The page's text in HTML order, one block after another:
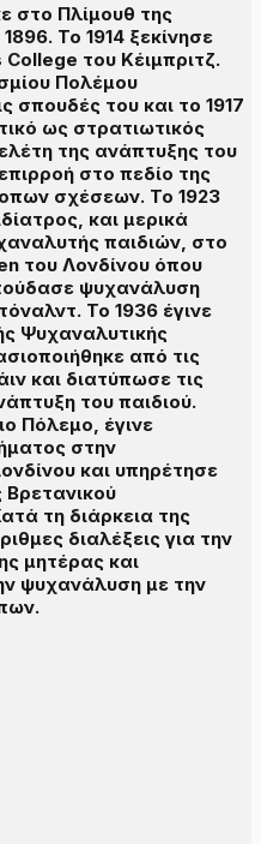
στο Πλίμουθ της
Το 1914 ξεκίνησε
του Κέιμπριτζ.
Πολέμου
σπουδές του και το 1917
ως στρατιωτικός
της ανάπτυξης του
στο πεδίο της
σχέσεων. Το 1923
και μερικά
παιδιών, στο
του Λονδίνου όπου
ψυχανάλυση
Το 1936 έγινε
Ψυχαναλυτικής
από τις
και διατύπωσε τις
του παιδιού.
Πόλεμο, έγινε
στην
και υπηρέτησε
τη διάρκεια της
διαλέξεις για την
μητέρας και
ψυχανάλυση με την